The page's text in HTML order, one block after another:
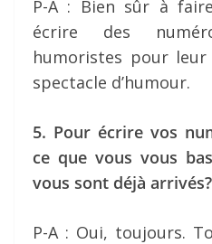
P-A : Bien sûr à
écrire des
humoristes pour
spectacle d’humour.
5. Pour écrire vos
ce que vous vous
vous sont déjà arrivés?
P-A : Oui, toujours.